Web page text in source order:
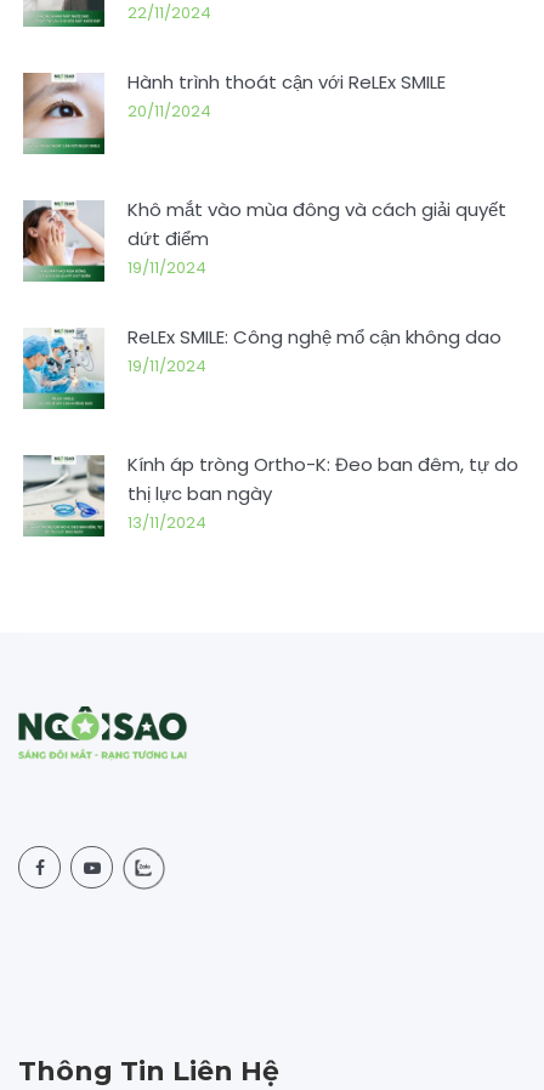
22/11/2024
Hành trình thoát cận với ReLEx SMILE
20/11/2024
Khô mắt vào mùa đông và cách giải quyết
dứt điểm
19/11/2024
ReLEx SMILE: Công nghệ mổ cận không dao
19/11/2024
Kính áp tròng Ortho-K: Đeo ban đêm, tự do
thị lực ban ngày
13/11/2024
Thông Tin Liên Hệ